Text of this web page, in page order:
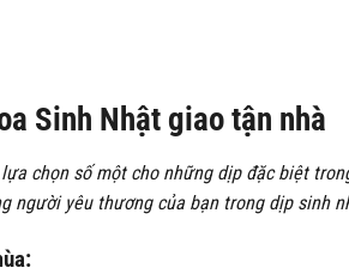
Sinh Nhật giao tận nhà
chọn số một cho những dịp đặc biệt
người yêu thương của bạn trong dịp sinh